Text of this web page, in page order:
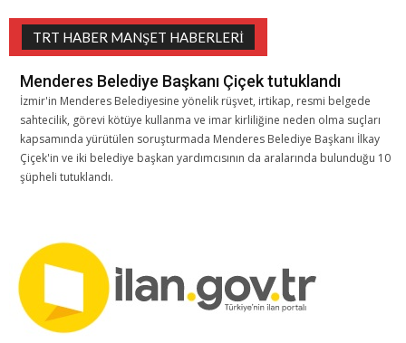
TRT HABER MANŞET HABERLERI
Menderes Belediye Başkanı Çiçek tutuklandı
İzmir'in Menderes Belediyesine yönelik rüşvet, irtikap, resmi belgede
sahtecilik, görevi kötüye kullanma ve imar kirliliğine neden olma suçları
kapsamında yürütülen soruşturmada Menderes Belediye Başkanı İlkay
Çiçek'in ve iki belediye başkan yardımcısının da aralarında bulunduğu 10
şüpheli tutuklandı.